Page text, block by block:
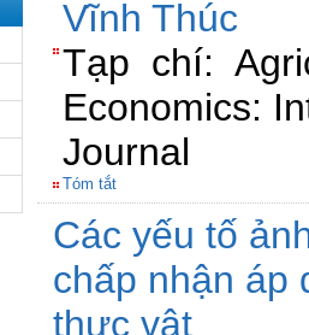
Vĩnh Thúc
Tạp chí:
Economics:
Journal
Tóm tắt
Các yếu tố
chấp nhận áp
thực vật